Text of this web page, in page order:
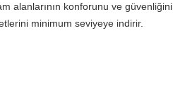
alanlarının konforunu ve güvenliğini
minimum seviyeye indirir.